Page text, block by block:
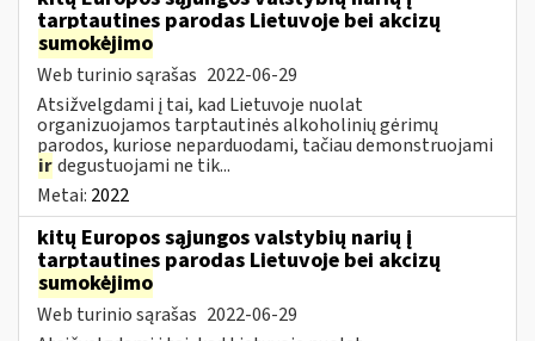
tarptautines parodas Lietuvoje bei akcizų
sumokėjimo
Web turinio sąrašas 2022-06-29
Atsižvelgdami į tai, kad Lietuvoje nuolat
organizuojamos tarptautinės alkoholinių gėrimų
parodos, kuriose neparduodami, tačiau demonstruojami
irdegustuojami ne tik...
Metai: 2022
kitų Europos sąjungos valstybių narių į
tarptautines parodas Lietuvoje bei akcizų
sumokėjimo
Web turinio sąrašas 2022-06-29